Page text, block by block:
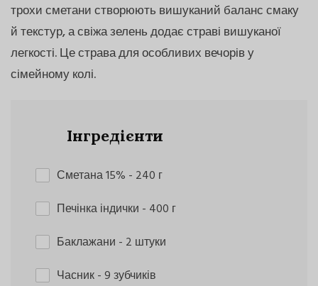
трохи сметани створюють вишуканий баланс смаку
й текстур, а свіжа зелень додає страві вишуканої
легкості. Це страва для особливих вечорів у
сімейному колі.
Інгредієнти
Сметана 15% - 240 г
Печінка індички - 400 г
Баклажани - 2 штуки
Часник- 9 зубчиків